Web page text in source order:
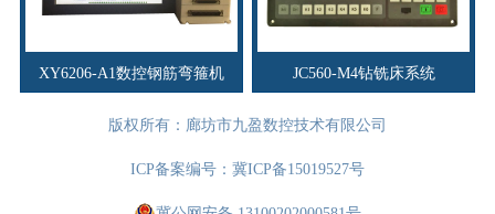
XY6206-A1数控钢筋弯箍机 JC560-M4钻铣床系统
版权所有：廊坊市九盈数控技术有限公司
ICP备案编号： 冀ICP备15019527号